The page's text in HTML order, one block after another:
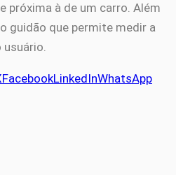
próxima à de um carro. Além
guidão que permite medir a
usuário.
FacebookLinkedInWhatsApp